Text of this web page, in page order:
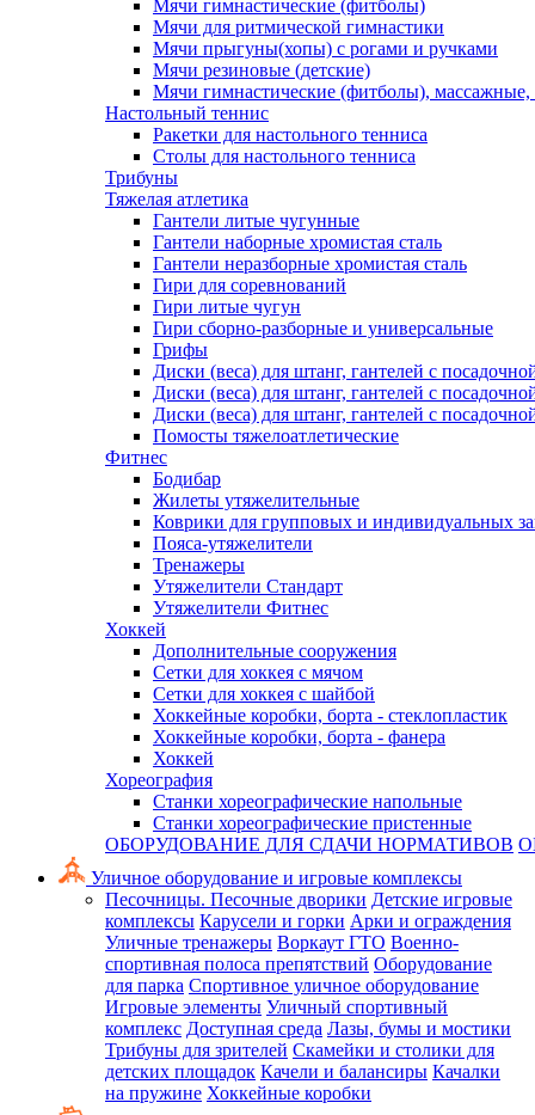
Мячи гимнастические (фитболы)
Мячи для ритмической гимнастики
Мячи прыгуны(хопы) с рогами и ручками
Мячи резиновые (детские)
Мячи гимнастические (фитболы),
Настольный теннис
Ракетки для настольного тенниса
Столы для настольного тенниса
Трибуны
Тяжелая атлетика
Гантели литые чугунные
Гантели наборные хромистая сталь
Гантели неразборные хромистая сталь
Гири для соревнований
Гири литые чугун
Гири сборно-разборные и универсальные
Грифы
Диски (веса) для штанг, гантелей с
Диски (веса) для штанг, гантелей с
Диски (веса) для штанг, гантелей с
Помосты тяжелоатлетические
Фитнес
Бодибар
Жилеты утяжелительные
Коврики для групповых и индивидуальных
Пояса-утяжелители
Тренажеры
Утяжелители Стандарт
Утяжелители Фитнес
Хоккей
Дополнительные сооружения
Сетки для хоккея с мячом
Сетки для хоккея с шайбой
Хоккейные коробки, борта - стеклопластик
Хоккейные коробки, борта - фанера
Хоккей
Хореография
Станки хореографические напольные
Станки хореографические пристенные
ОБОРУДОВАНИЕ ДЛЯ СДАЧИ НОРМАТИВОВ
Уличное оборудование и игровые комплексы
Песочницы. Песочные дворики Детские игровые
комплексы Карусели и горки Арки и ограждения
Уличные тренажеры Воркаут ГТО Военно-
спортивная полоса препятствий Оборудование
для парка Спортивное уличное оборудование
Игровые элементы Уличный спортивный
комплекс Доступная среда Лазы, бумы и мостики
Трибуны для зрителей Скамейки и столики для
детских площадок Качели и балансиры Качалки
на пружине Хоккейные коробки